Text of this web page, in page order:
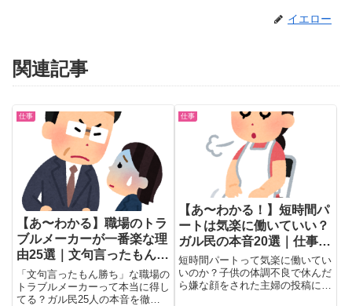
イエロー
関連記事
仕事
【あ〜わかる】職場のトラ
ブルメーカーが一番楽な理
由25選｜文句言ったもん勝
ちのリアル本音
「文句言ったもん勝ち」な職場の
トラブルメーカーって本当に得し
てる？ガル民25人の本音を徹底
仕事
【あ〜わかる！】短時間パ
ートは気楽に働いていい？
ガル民の本音20選｜仕事
量・休みやすさ・職場選び
の正解
短時間パートって気楽に働いてい
いのか？子供の体調不良で休んだ
ら嫌な顔をされた主婦の投稿にガ